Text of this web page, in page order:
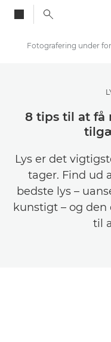
8 tips til at få
Lys er det
tager. Find ud
bedste lys –
kunstigt – og
til